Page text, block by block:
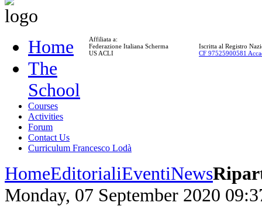
Affiliata a:
Federazione Italiana Scherma
US ACLI
Iscritta al Registro
CF 97525900581
Home
The
School
Courses
Activities
Forum
Contact Us
Curriculum Francesco Lodà
HomeEditorialiEventiNews
Monday, 07 September 2020